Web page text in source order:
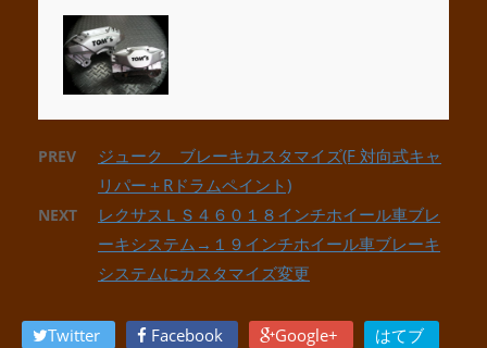
PREV
ジューク ブレーキカスタマイズ(F 対向式キャ
リパー＋Rドラムペイント)
NEXT
レクサスＬＳ４６０１８インチホイール車ブレ
ーキシステム→１９インチホイール車ブレーキ
システムにカスタマイズ変更
Twitter Facebook Google+ はてブ